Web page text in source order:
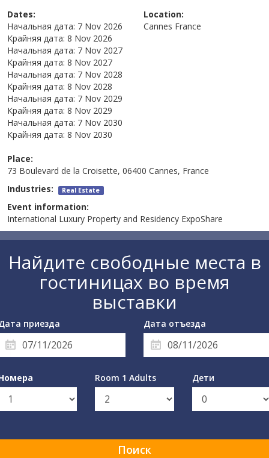
Dates:
Начальная дата: 7 Nov 2026
Крайняя дата: 8 Nov 2026
Начальная дата: 7 Nov 2027
Крайняя дата: 8 Nov 2027
Начальная дата: 7 Nov 2028
Крайняя дата: 8 Nov 2028
Начальная дата: 7 Nov 2029
Крайняя дата: 8 Nov 2029
Начальная дата: 7 Nov 2030
Крайняя дата: 8 Nov 2030
Location:
Cannes France
Place:
73 Boulevard de la Croisette, 06400 Cannes, France
Industries: Real Estate
Event information:
International Luxury Property and Residency ExpoShare
Найдите свободные места в
гостиницах во время
выставки
приезда Дата отъезда
Room 1 Adults Дети
Поиск